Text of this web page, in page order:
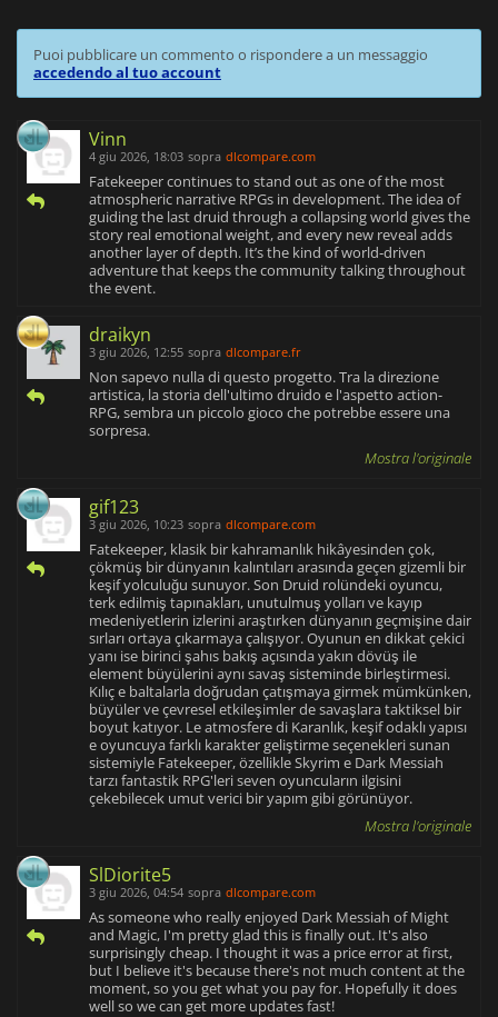
Puoi pubblicare un commento o rispondere a un messaggio
accedendo al tuo account
Vinn
4 giu 2026, 18:03 sopra dlcompare.com
Fatekeeper continues to stand out as one of the most
atmospheric narrative RPGs in development. The idea of
guiding the last druid through a collapsing world gives the
story real emotional weight, and every new reveal adds
another layer of depth. It’s the kind of world‑driven
adventure that keeps the community talking throughout
the event.
draikyn
3 giu 2026, 12:55 sopra dlcompare.fr
Non sapevo nulla di questo progetto. Tra la direzione
artistica, la storia dell'ultimo druido e l'aspetto action-
RPG, sembra un piccolo gioco che potrebbe essere una
sorpresa.
Mostra l'originale
gif123
3 giu 2026, 10:23 sopra dlcompare.com
Fatekeeper, klasik bir kahramanlık hikâyesinden çok,
çökmüş bir dünyanın kalıntıları arasında geçen gizemli bir
keşif yolculuğu sunuyor. Son Druid rolündeki oyuncu,
terk edilmiş tapınakları, unutulmuş yolları ve kayıp
medeniyetlerin izlerini araştırken dünyanın geçmişine dair
sırları ortaya çıkarmaya çalışıyor. Oyunun en dikkat çekici
yanı ise birinci şahıs bakış açısında yakın dövüş ile
element büyülerini aynı savaş sisteminde birleştirmesi.
Kılıç e baltalarla doğrudan çatışmaya girmek mümkünken,
büyüler ve çevresel etkileşimler de savaşlara taktiksel bir
boyut katıyor. Le atmosfere di Karanlık, keşif odaklı yapısı
e oyuncuya farklı karakter geliştirme seçenekleri sunan
sistemiyle Fatekeeper, özellikle Skyrim e Dark Messiah
tarzı fantastik RPG'leri seven oyuncuların ilgisini
çekebilecek umut verici bir yapım gibi görünüyor.
Mostra l'originale
SlDiorite5
3 giu 2026, 04:54 sopra dlcompare.com
As someone who really enjoyed Dark Messiah of Might
and Magic, I'm pretty glad this is finally out. It's also
surprisingly cheap. I thought it was a price error at first,
but I believe it's because there's not much content at the
moment, so you get what you pay for. Hopefully it does
well so we can get more updates fast!